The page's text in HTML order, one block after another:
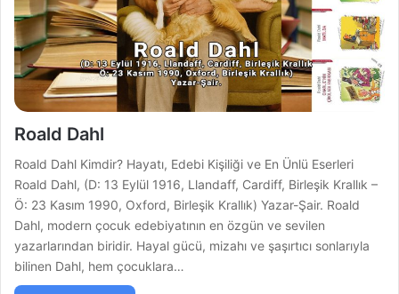
Roald Dahl
Roald Dahl Kimdir? Hayatı, Edebi Kişiliği ve En Ünlü Eserleri
Roald Dahl, (D: 13 Eylül 1916, Llandaff, Cardiff, Birleşik Krallık –
Ö: 23 Kasım 1990, Oxford, Birleşik Krallık) Yazar-Şair. Roald
Dahl, modern çocuk edebiyatının en özgün ve sevilen
yazarlarından biridir. Hayal gücü, mizahı ve şaşırtıcı sonlarıyla
bilinen Dahl, hem çocuklara…